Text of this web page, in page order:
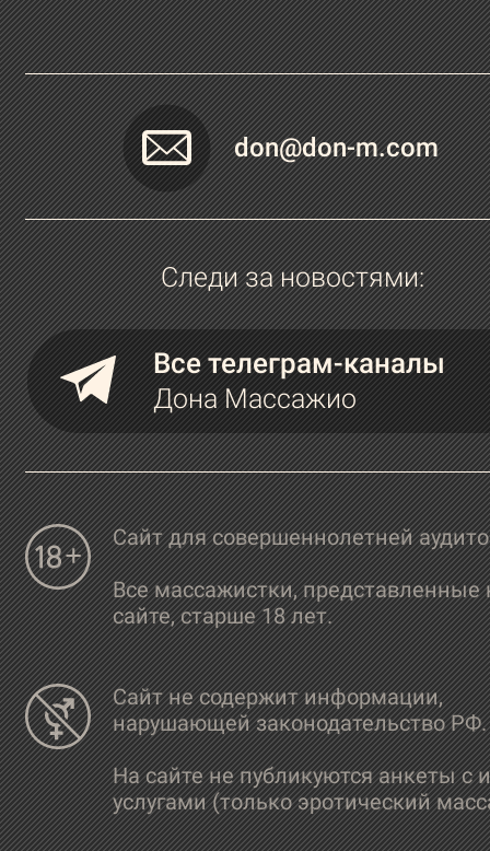
Маркиз де Сада "120 дней Содома".
Какое качество у мужчин ты считаешь
самым важным?
Доброта.
don@don-m.com
Следи за новостями:
Все телеграм-каналы
Дона Массажио
Сайт для совершеннолетней
Все массажистки, представленные
сайте, старше 18 лет.
Сайт не содержит информации,
нарушающей законодательство РФ.
На сайте не публикуются анкеты с
услугами (только эротический